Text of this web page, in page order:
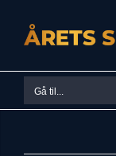
content
Gå til...